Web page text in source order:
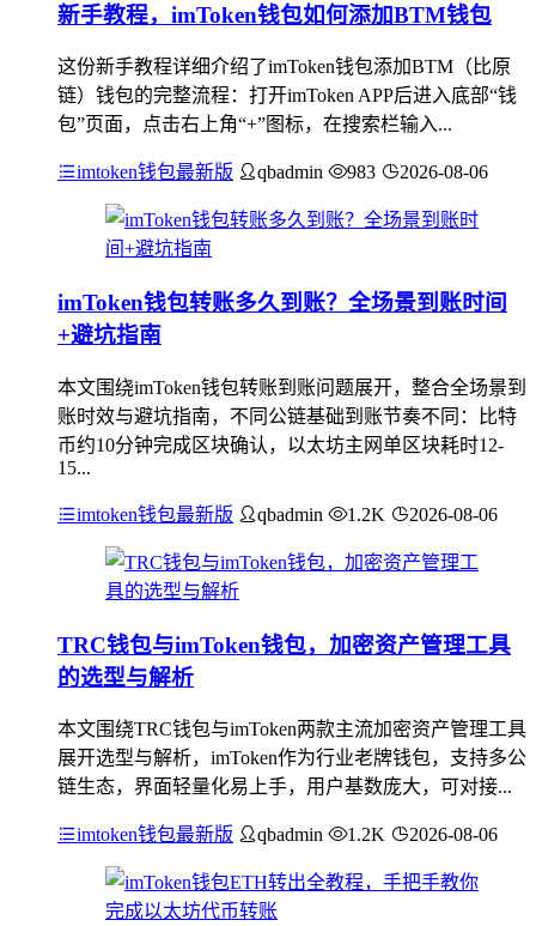
新手教程，imToken钱包如何添加BTM钱包
这份新手教程详细介绍了imToken钱包添加BTM（比原
链）钱包的完整流程：打开imToken APP后进入底部“钱
包”页面，点击右上角“+”图标，在搜索栏输入...
imtoken钱包最新版 qbadmin 983 2026-08-06
imToken钱包转账多久到账？全场景到账时间
+避坑指南
本文围绕imToken钱包转账到账问题展开，整合全场景到
账时效与避坑指南，不同公链基础到账节奏不同：比特
币约10分钟完成区块确认，以太坊主网单区块耗时12-
15...
imtoken钱包最新版 qbadmin 1.2K 2026-08-06
TRC钱包与imToken钱包，加密资产管理工具
的选型与解析
本文围绕TRC钱包与imToken两款主流加密资产管理工具
展开选型与解析，imToken作为行业老牌钱包，支持多公
链生态，界面轻量化易上手，用户基数庞大，可对接...
imtoken钱包最新版 qbadmin 1.2K 2026-08-06